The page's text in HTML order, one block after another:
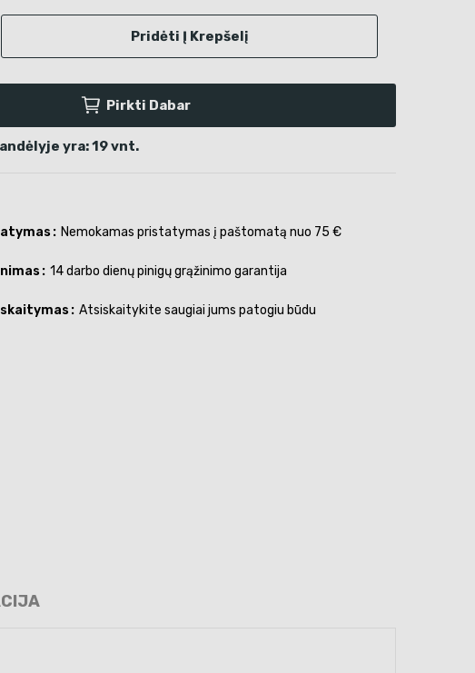
Pridėti Į Krepšelį
Pirkti Dabar
yra: 19 vnt.
Nemokamas pristatymas į paštomatą nuo 75 €
14 darbo dienų pinigų grąžinimo garantija
Atsiskaitykite saugiai jums patogiu būdu